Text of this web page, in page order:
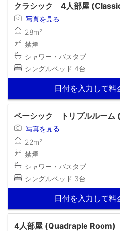
クラシック 4人部屋
写真を見る
28m²
禁煙
シャワー・バスタブ
シングルベッド 4台
日付を入力して料
ベーシック トリプルルーム
写真を見る
22m²
禁煙
シャワー・バスタブ
シングルベッド 3台
日付を入力して料
4人部屋 (Quadraple Room)